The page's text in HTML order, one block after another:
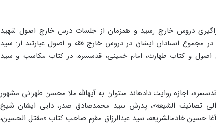
دروس خارج رسید و همزمان از جلسات درس خارج اصول شهید
در مجموع استادان ایشان در دروس خارج فقه و اصول عبارتند از: سید
اصول و کتاب طهارت، امام خمینى، قدس‏سره، در کتاب مکاسب و سید
اجازه روایت داده‏اند مى‏توان به آیه‏الله ملا محسن طهرانى مشهور
الى تصانیف الشیعه‏»، پدرش سید محمدصادق صدر، دایى ایشان شیخ
حسین خادم‏الشریعه، سید عبدالرزاق مقرم صاحب کتاب «مقتل الحسین،